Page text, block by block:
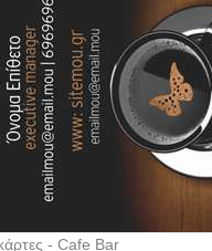
- Cafe Bar